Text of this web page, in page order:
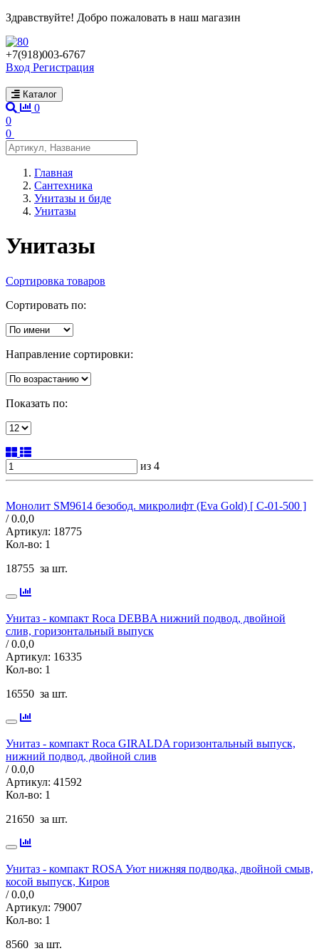
Здравствуйте! Добро пожаловать в наш магазин
+7(918)003-6767
Вход Регистрация
Каталог
0
0
0
Главная
Сантехника
Унитазы и биде
Унитазы
Унитазы
Сортировка товаров
Сортировать по:
Направление сортировки:
Показать по:
из 4
Монолит SM9614 безобод. микролифт (Eva Gold) [ C-01-500 ]
/ 0.0,0
Артикул: 18775
Кол-во: 1
18755 за шт.
Унитаз - компакт Roca DEBBA нижний подвод, двойной
слив, горизонтальный выпуск
/ 0.0,0
Артикул: 16335
Кол-во: 1
16550 за шт.
Унитаз - компакт Roca GIRALDA горизонтальный выпуск,
нижний подвод, двойной слив
/ 0.0,0
Артикул: 41592
Кол-во: 1
21650 за шт.
Унитаз - компакт ROSA Уют нижняя подводка, двойной смыв,
косой выпуск, Киров
/ 0.0,0
Артикул: 79007
Кол-во: 1
8560 за шт.